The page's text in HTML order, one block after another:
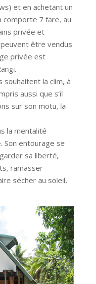
et en achetant un
comporte 7 fare, au
privée et
être vendus
privée est
souhaitent la clim, à
aussi que s’il
sur son motu, la
la mentalité
Son entourage se
sa liberté,
ramasser
sécher au soleil,